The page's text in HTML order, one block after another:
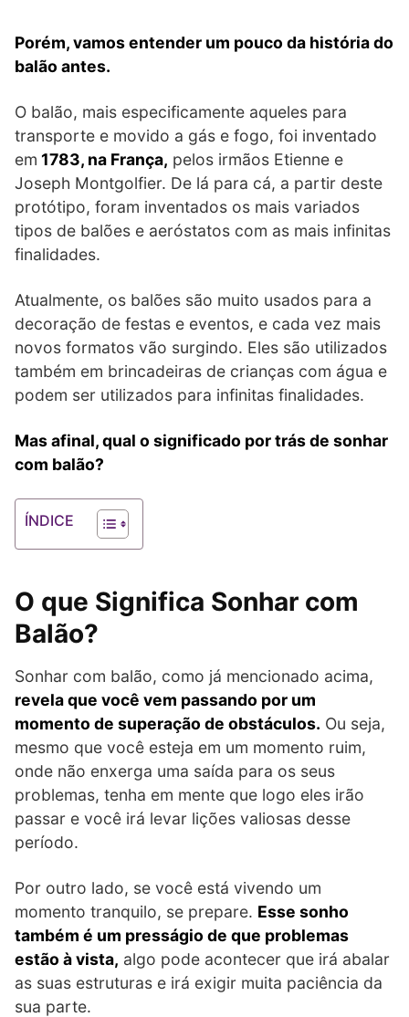
Porém, vamos entender um pouco da história do
balão antes.
O balão, mais especificamente aqueles para
transporte e movido a gás e fogo, foi inventado
em 1783, na França, pelos irmãos Etienne e
Joseph Montgolfier. De lá para cá, a partir deste
protótipo, foram inventados os mais variados
tipos de balões e aeróstatos com as mais infinitas
finalidades.
Atualmente, os balões são muito usados para a
decoração de festas e eventos, e cada vez mais
novos formatos vão surgindo. Eles são utilizados
também em brincadeiras de crianças com água e
podem ser utilizados para infinitas finalidades.
Mas afinal, qual o significado por trás de sonhar
com balão?
ÍNDICE
O que Significa Sonhar com
Balão?
Sonhar com balão, como já mencionado acima,
revela que você vem passando por um
momento de superação de obstáculos. Ou seja,
mesmo que você esteja em um momento ruim,
onde não enxerga uma saída para os seus
problemas, tenha em mente que logo eles irão
passar e você irá levar lições valiosas desse
período.
Por outro lado, se você está vivendo um
momento tranquilo, se prepare. Esse sonho
também é um presságio de que problemas
estão à vista, algo pode acontecer que irá abalar
as suas estruturas e irá exigir muita paciência da
sua parte.